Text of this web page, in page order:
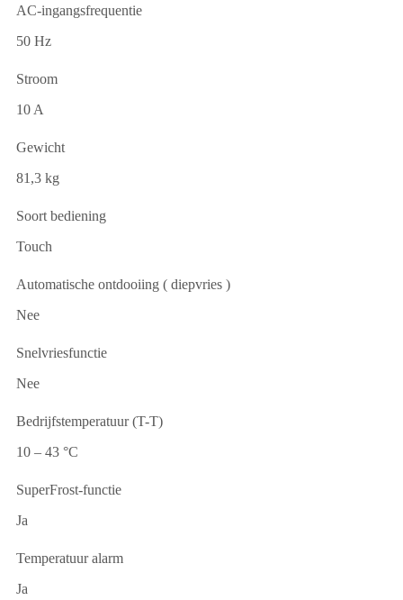
AC-ingangsfrequentie
50 Hz
Stroom
10 A
Gewicht
81,3 kg
Soort bediening
Touch
Automatische ontdooiing ( diepvries )
Nee
Snelvriesfunctie
Nee
Bedrijfstemperatuur (T-T)
10 – 43 °C
SuperFrost-functie
Ja
Temperatuur alarm
Ja